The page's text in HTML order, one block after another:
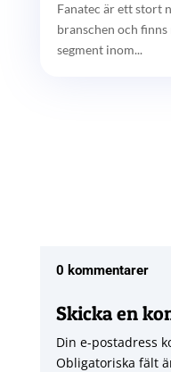
Fanatec är ett stort
branschen och
segment inom...
0 kommentarer
Skicka en
Din e-postadress
Obligatoriska fält